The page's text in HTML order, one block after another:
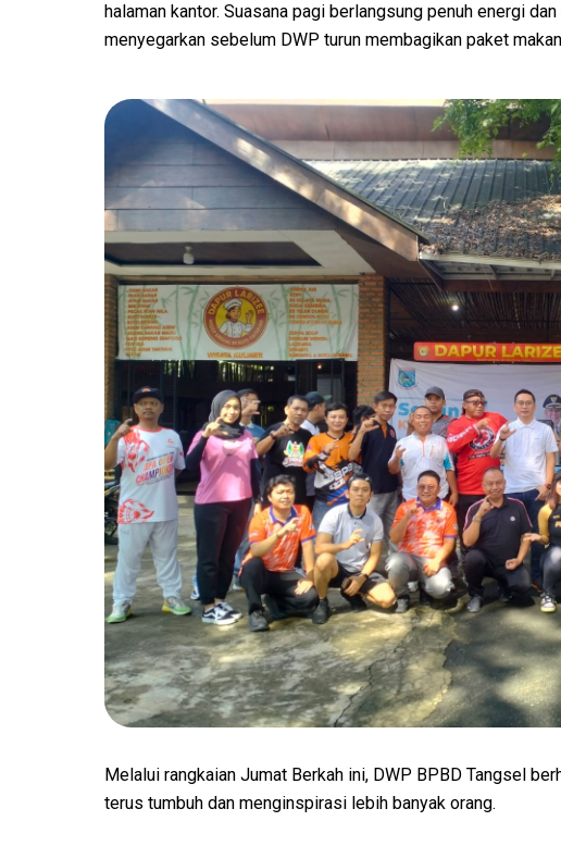
halaman kantor. Suasana pagi berlangsung penuh energi
menyegarkan sebelum DWP turun membagikan paket
Melalui rangkaian Jumat Berkah ini, DWP BPBD Tangsel
terus tumbuh dan menginspirasi lebih banyak orang.